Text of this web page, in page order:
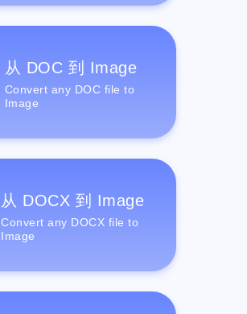
从 DOC 到 Image
Convert any DOC file to
Image
从 DOCX 到 Image
Convert any DOCX file to
Image